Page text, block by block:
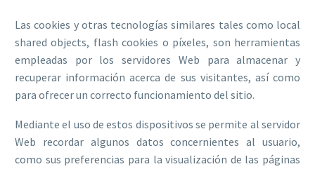
Las cookies y otras tecnologías similares tales como local
shared objects, flash cookies o píxeles, son herramientas
empleadas por los servidores Web para almacenar y
recuperar información acerca de sus visitantes, así como
para ofrecer un correcto funcionamiento del sitio.
Mediante el uso de estos dispositivos se permite al servidor
Web recordar algunos datos concernientes al usuario,
como sus preferencias para la visualización de las páginas